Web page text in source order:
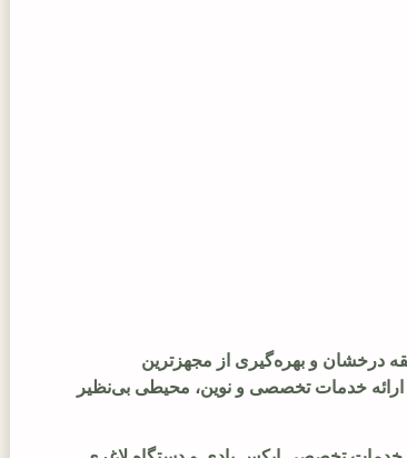
درخشان و بهره‌گیری از مجهزترین
ارائه خدمات تخصصی و نوین، محیطی بی‌نظیر